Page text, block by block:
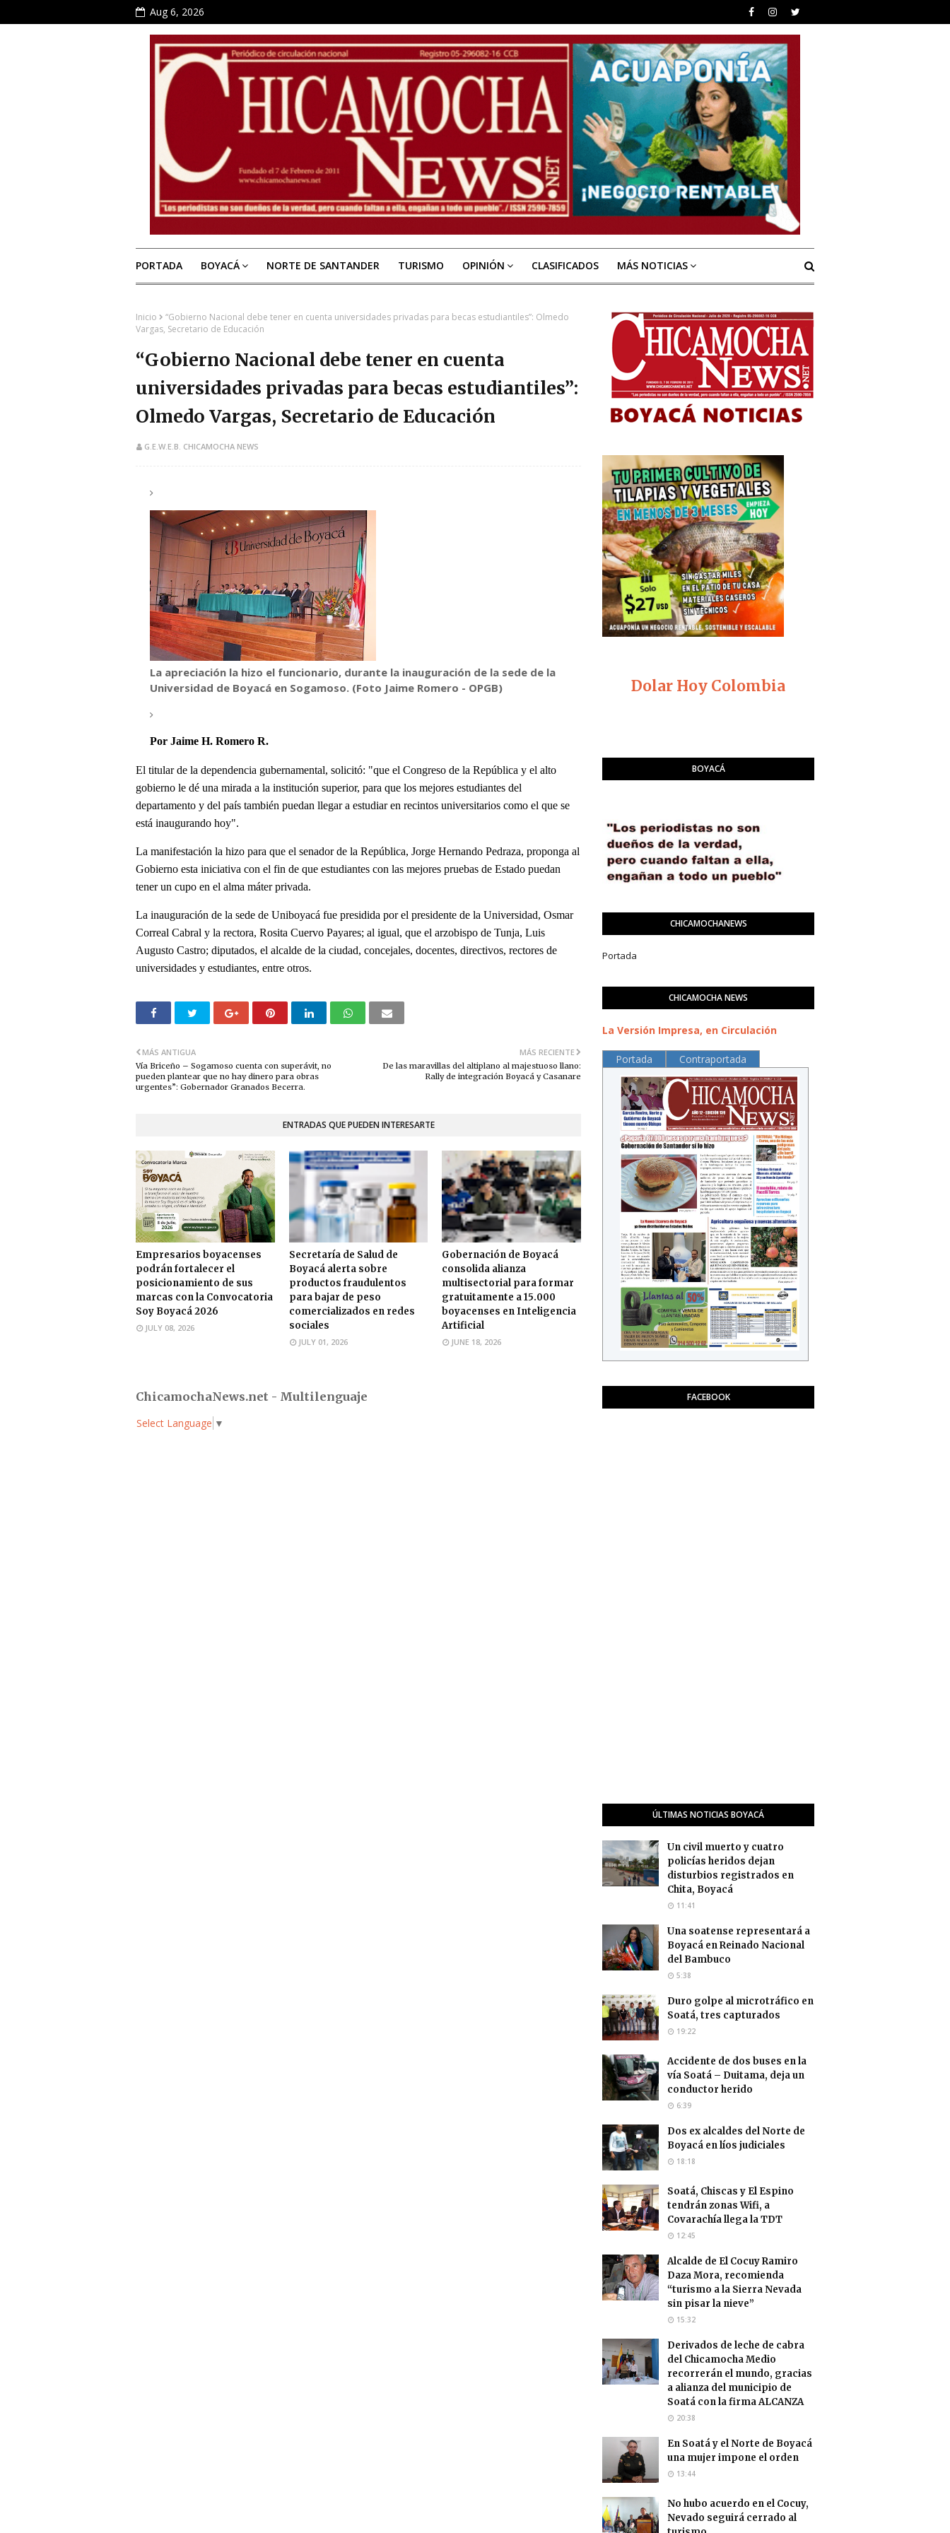
Aug 6, 2026
PORTADA BOYACÁ NORTE DE SANTANDER TURISMO OPINIÓN CLASIFICADOS MÁS NOTICIAS
Inicio
“Gobierno Nacional debe tener en cuenta universidades privadas para becas estudiantiles”: Olmedo
Vargas, Secretario de Educación
“Gobierno Nacional debe tener en cuenta
universidades privadas para becas estudiantiles”:
Olmedo Vargas, Secretario de Educación
G.E.W.E.B. CHICAMOCHA NEWS
La apreciación la hizo el funcionario, durante la inauguración de la sede de la
Universidad de Boyacá en Sogamoso. (Foto Jaime Romero - OPGB)
Por Jaime H. Romero R.
El titular de la dependencia gubernamental, solicitó: "que el Congreso de la República y el alto
gobierno le dé una mirada a la institución superior, para que los mejores estudiantes del
departamento y del país también puedan llegar a estudiar en recintos universitarios como el que se
está inaugurando hoy".
La manifestación la hizo para que el senador de la República, Jorge Hernando Pedraza, proponga al
Gobierno esta iniciativa con el fin de que estudiantes con las mejores pruebas de Estado puedan
tener un cupo en el alma máter privada.
La inauguración de la sede de Uniboyacá fue presidida por el presidente de la Universidad, Osmar
Correal Cabral y la rectora, Rosita Cuervo Payares; al igual, que el arzobispo de Tunja, Luis
Augusto Castro; diputados, el alcalde de la ciudad, concejales, docentes, directivos, rectores de
universidades y estudiantes, entre otros.
MÁS RECIENTE
De las maravillas del altiplano al majestuoso llano:
Rally de integración Boyacá y Casanare
MÁS ANTIGUA
Vía Briceño – Sogamoso cuenta con superávit, no
pueden plantear que no hay dinero para obras
urgentes”: Gobernador Granados Becerra.
ENTRADAS QUE PUEDEN INTERESARTE
Empresarios boyacenses
podrán fortalecer el
posicionamiento de sus
marcas con la Convocatoria
Soy Boyacá 2026
JULY 08, 2026
Secretaría de Salud de
Boyacá alerta sobre
productos fraudulentos
para bajar de peso
comercializados en redes
sociales
JULY 01, 2026
Gobernación de Boyacá
consolida alianza
multisectorial para formar
gratuitamente a 15.000
boyacenses en Inteligencia
Artificial
JUNE 18, 2026
ChicamochaNews.net - Multilenguaje
Select Language ▼
Dolar Hoy Colombia
BOYACÁ
CHICAMOCHANEWS
Portada
CHICAMOCHA NEWS
La Versión Impresa, en Circulación
Portada Contraportada
FACEBOOK
ÚLTIMAS NOTICIAS BOYACÁ
Un civil muerto y cuatro
policías heridos dejan
disturbios registrados en
Chita, Boyacá
11:41
Una soatense representará a
Boyacá en Reinado Nacional
del Bambuco
5:38
Duro golpe al microtráfico en
Soatá, tres capturados
19:22
Accidente de dos buses en la
vía Soatá – Duitama, deja un
conductor herido
6:39
Dos ex alcaldes del Norte de
Boyacá en líos judiciales
18:18
Soatá, Chiscas y El Espino
tendrán zonas Wifi, a
Covarachía llega la TDT
12:45
Alcalde de El Cocuy Ramiro
Daza Mora, recomienda
“turismo a la Sierra Nevada
sin pisar la nieve”
15:32
Derivados de leche de cabra
del Chicamocha Medio
recorrerán el mundo, gracias
a alianza del municipio de
Soatá con la firma ALCANZA
20:38
En Soatá y el Norte de Boyacá
una mujer impone el orden
13:44
No hubo acuerdo en el Cocuy,
Nevado seguirá cerrado al